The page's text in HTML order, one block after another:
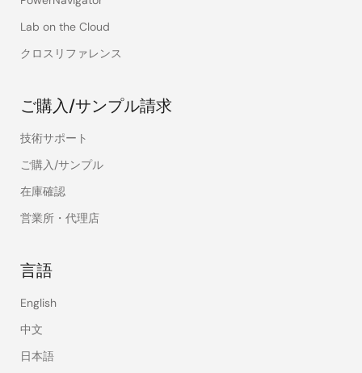
Lab on the Cloud
クロスリファレンス
ご購入/サンプル請求
技術サポート
ご購入/サンプル
在庫確認
営業所・代理店
言語
English
中文
日本語